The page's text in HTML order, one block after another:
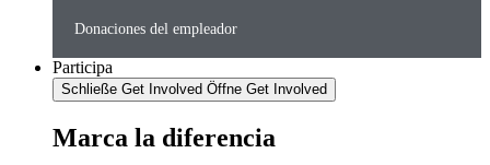
Donaciones del empleador
Participa
Schließe Get Involved Öffne Get Involved
Marca la diferencia